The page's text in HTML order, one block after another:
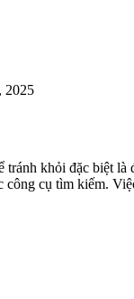
2025
tránh khỏi đặc biệt
cụ tìm kiếm.